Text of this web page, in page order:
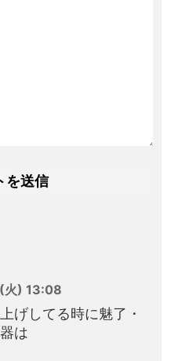
) 13:08
げしてる時に魅了・
は